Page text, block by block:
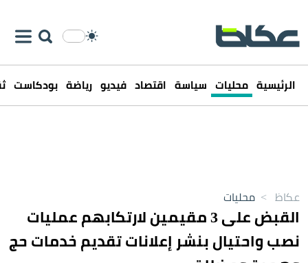
الرئيسية محليات سياسة اقتصاد فيديو رياضة بودكاست
عكاظ > محليات
القبض على 3 مقيمين لارتكابهم عمليات
نصب واحتيال بنشر إعلانات تقديم خدمات حج